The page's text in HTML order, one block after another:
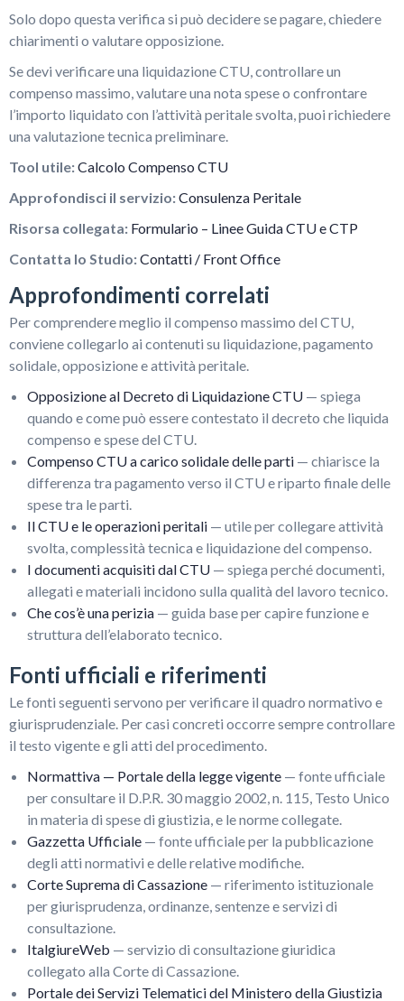
Solo dopo questa verifica si può decidere se pagare, chiedere
chiarimenti o valutare opposizione.
Se devi verificare una liquidazione CTU, controllare un
compenso massimo, valutare una nota spese o confrontare
l’importo liquidato con l’attività peritale svolta, puoi richiedere
una valutazione tecnica preliminare.
Tool utile:Calcolo Compenso CTU
Approfondisci il servizio:Consulenza Peritale
Risorsa collegata: Formulario – Linee Guida CTU e CTP
Contatta lo Studio:Contatti / Front Office
Approfondimenti correlati
Per comprendere meglio il compenso massimo del CTU,
conviene collegarlo ai contenuti su liquidazione, pagamento
solidale, opposizione e attività peritale.
Opposizione al Decreto di Liquidazione CTU — spiega
quando e come può essere contestato il decreto che liquida
compenso e spese del CTU.
Compenso CTU a carico solidale delle parti — chiarisce la
differenza tra pagamento verso il CTU e riparto finale delle
spese tra le parti.
Il CTU e le operazioni peritali — utile per collegare attività
svolta, complessità tecnica e liquidazione del compenso.
I documenti acquisiti dal CTU — spiega perché documenti,
allegati e materiali incidono sulla qualità del lavoro tecnico.
Che cos’è una perizia — guida base per capire funzione e
struttura dell’elaborato tecnico.
Fonti ufficiali e riferimenti
Le fonti seguenti servono per verificare il quadro normativo e
giurisprudenziale. Per casi concreti occorre sempre controllare
il testo vigente e gli atti del procedimento.
Normattiva — Portale della legge vigente — fonte ufficiale
per consultare il D.P.R. 30 maggio 2002, n. 115, Testo Unico
in materia di spese di giustizia, e le norme collegate.
Gazzetta Ufficiale — fonte ufficiale per la pubblicazione
degli atti normativi e delle relative modifiche.
Corte Suprema di Cassazione — riferimento istituzionale
per giurisprudenza, ordinanze, sentenze e servizi di
consultazione.
ItalgiureWeb — servizio di consultazione giuridica
collegato alla Corte di Cassazione.
Portale dei Servizi Telematici del Ministero della Giustizia